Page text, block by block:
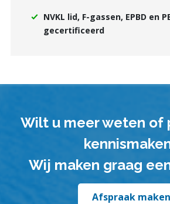
NVKL lid, F-gassen, EPBD en
gecertificeerd
Wilt u meer weten of
Wij maken graag
Afspraak maken